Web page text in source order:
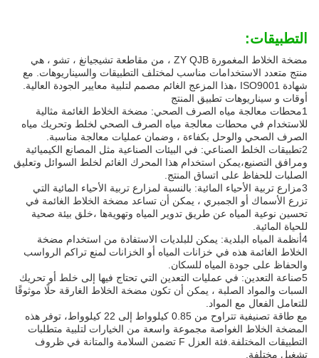
التطبيقات:
مضخة الخلاط المغمورة ZY QJB ، من مقاطعة تشيجيانغ ، تشو ، هي
منتج متعدد الاستخدامات مناسب لمختلف التطبيقات والسيناريوهات. مع
شهادة ISO9001 ،هذا المزعج الغائم مصمم لتلبية معايير الجودة العالية.
أوقات و سيناريوهات تطبيق المنتج
1محطات معالجة مياه الصرف الصحي: مضخة الخلاط الغائمة مثالية
للاستخدام في محطات معالجة مياه الصرف الصحي لخلط وتحريك مياه
الصرف الصحي والوحل بكفاءة ، وضمان عمليات معالجة مناسبة.
2تطبيقات الخلط الصناعي: في البيئات الصناعية مثل المصانع الكيميائية
ومرافق التصنيع،يمكن استخدام هذا المحرك الغائم لخلط السوائل وتعليق
الصلبات للحفاظ على اتساق المنتج.
3مزارع تربية الأحياء المائية: بالنسبة لمزارع تربية الأحياء المائية التي
تزرع الأسماك أو الجمبري ، يمكن أن تساعد مضخة الخلاط الغائمة في
تحسين نوعية المياه عن طريق تدوير المياه وتهويةها ،خلق بيئة صحية
للحياة المائية.
4أنظمة المياه البلدية: يمكن للبلديات الاستفادة من استخدام مضخة
الخلاط الغائمة هذه في خزانات المياه أو الخزانات لمنع تراكم الرواسب
والحفاظ على جودة المياه للسكان.
5صناعة التعدين: في عمليات التعدين التي تحتاج فيها إلى خلط أو تحريك
السبات والمواد الصلبة ، يمكن أن تكون مضخة الخلاط الغارقة حلًا موثوقًا
للتعامل الفعال مع المواد.
مع طاقة تصنيفية تتراوح من 0.85 كيلوواط إلى 22 كيلوواط، توفر هذه
المضخة الخلاط الغواصة مجموعة واسعة من الخيارات لتلبية متطلبات
التطبيقات المختلفة.فئة العزل F تضمن السلامة والمتانة في ظروف
تشغيل مختلفة.